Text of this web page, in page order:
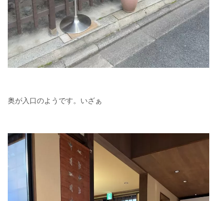
奥が入口のようです。いざぁ